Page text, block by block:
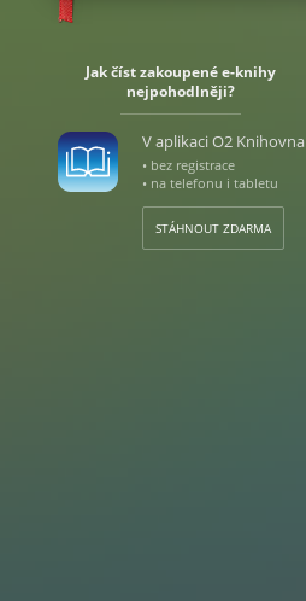
Jak číst zakoupené e-knihy
nejpohodlněji?
V aplikaci O2 Knihovna
• bez registrace
• na telefonu i tabletu
STÁHNOUT ZDARMA